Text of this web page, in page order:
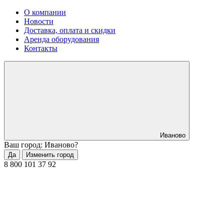
О компании
Новости
Доставка, оплата и скидки
Аренда оборудования
Контакты
Иваново
Ваш город: Иваново?
Да Изменить город
8 800 101 37 92